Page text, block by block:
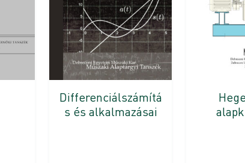
Differenciálszámítá
s és alkalmazásai